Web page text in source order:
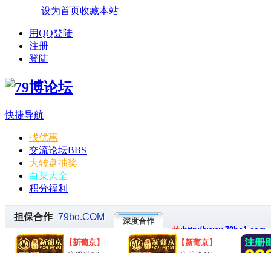
设为首页收藏本站
用QQ登陆
注册
登陆
快捷导航
找优惠
交流论坛BBS
大转盘抽奖
白菜大全
积分福利